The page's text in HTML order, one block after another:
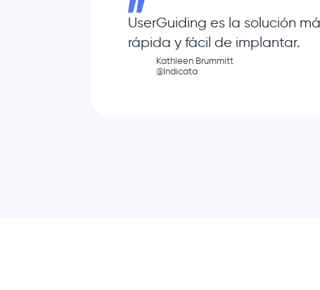
UserGuiding es la solución
rápida y fácil de implantar.
Kathleen Brummitt
@Indicata